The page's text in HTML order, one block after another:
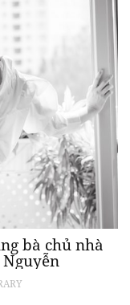
bà chủ nhà